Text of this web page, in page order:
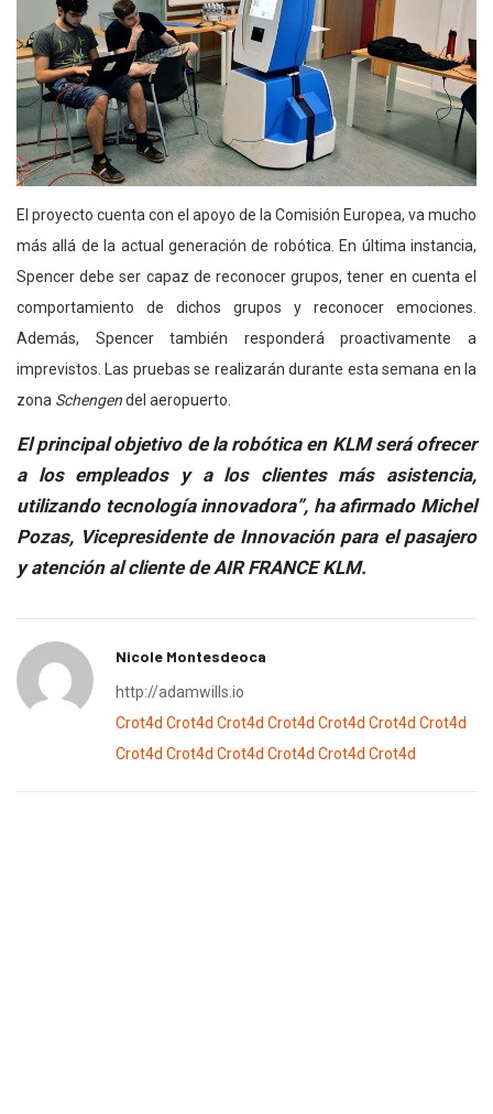
El proyecto cuenta con el apoyo de la Comisión Europea, va mucho
más allá de la actual generación de robótica. En última instancia,
Spencer debe ser capaz de reconocer grupos, tener en cuenta el
comportamiento de dichos grupos y reconocer emociones.
Además, Spencer también responderá proactivamente a
imprevistos. Las pruebas se realizarán durante esta semana en la
zona Schengendel aeropuerto.
El principal objetivo de la robótica en KLM será ofrecer
a los empleados y a los clientes más asistencia,
utilizando tecnología innovadora”, ha afirmado Michel
Pozas, Vicepresidente de Innovaciónpara el pasajero
y atención al cliente de AIR FRANCE KLM.
Nicole Montesdeoca
http://adamwills.io
Crot4d Crot4d Crot4d Crot4d Crot4d Crot4d Crot4d
Crot4d Crot4d Crot4d Crot4d Crot4d Crot4d